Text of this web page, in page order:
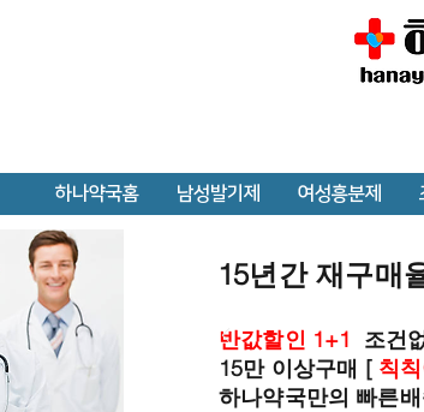
하나약국홈 남성발기제 여성흥분제
15년간 재구매
반값할인 1+1 조건
15만 이상구매 [ 칙
하나약국만의 빠른